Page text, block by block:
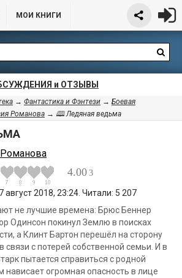
МОИ КНИГИ
и ОТЗЫВЫ
→ Фантастика и Фэнтези → Боевая
Романова → 🕮 Ледяная ведьма
Романова
4.00 3
август 2018, 23:24. Читали: 5 207
не лучшие времена: Брюс Беннер
Одинсон покинул Землю в поисках
а Клинт Бартон перешёл на сторону
связи с потерей собственной семьи. И в
пытается справиться с родной
огромная опасность в лице